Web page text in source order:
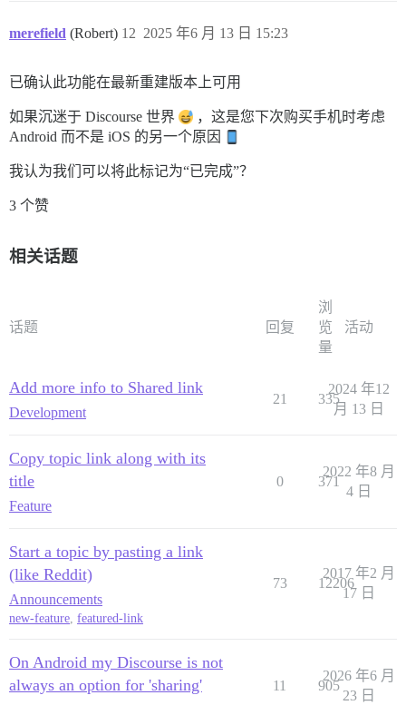
merefield (Robert) 2025 年6 月 13 日 15:23
12
已确认此功能在最新重建版本上可用
如果沉迷于 Discourse 世界
，这是您下次购买手机时考虑
Android 而不是 iOS 的另一个原因
我认为我们可以将此标记为“已完成”？
3 个赞
相关话题
话题 回复
浏
览
量
活动
Add more info to Shared link
Development
21 335
2024 年12
月 13 日
Copy topic link along with its
title
Feature
0 371
2022 年8 月
4 日
Start a topic by pasting a link
(like Reddit)
Announcements
new-feature featured-link
73 12206
2017 年2 月
17 日
On Android my Discourse is not
always an option for 'sharing'
11 905
2026 年6 月
23 日